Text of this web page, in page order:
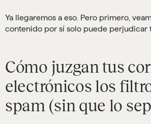
Ya llegaremos a eso. Pero primero,
contenido por sí solo puede perjudicar
Cómo juzgan tus
electrónicos los
spam (sin que lo